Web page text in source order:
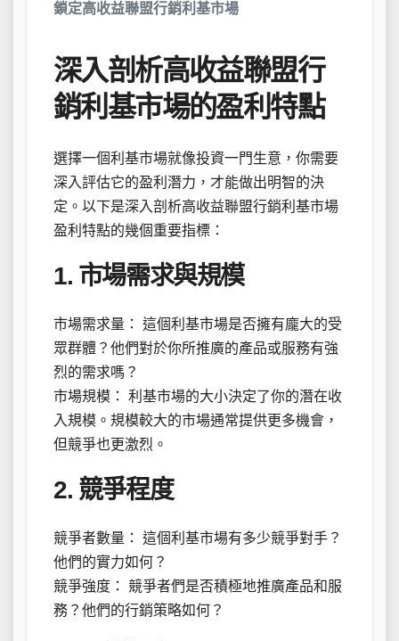
鎖定高收益聯盟行銷利基市場
深入剖析高收益聯盟行
銷利基市場的盈利特點
選擇一個利基市場就像投資一門生意，你需要
深入評估它的盈利潛力，才能做出明智的決
定。以下是深入剖析高收益聯盟行銷利基市場
盈利特點的幾個重要指標：
1. 市場需求與規模
市場需求量： 這個利基市場是否擁有龐大的受
眾群體？他們對於你所推廣的產品或服務有強
烈的需求嗎？
市場規模： 利基市場的大小決定了你的潛在收
入規模。規模較大的市場通常提供更多機會，
但競爭也更激烈。
2. 競爭程度
競爭者數量： 這個利基市場有多少競爭對手？
他們的實力如何？
競爭強度： 競爭者們是否積極地推廣產品和服
務？他們的行銷策略如何？